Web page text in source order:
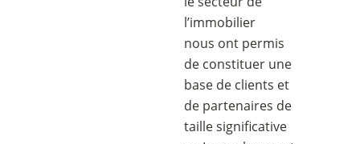
l’immobilier
nous ont permis
de constituer une
base de clients et
de partenaires de
taille significative